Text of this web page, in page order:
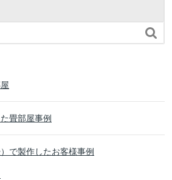

畳部屋事例
で製作したお客様事例